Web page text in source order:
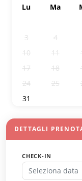
Lu
Ma
3
4
10
11
17
18
24
25
31
DETTAGLI
CHECK-IN